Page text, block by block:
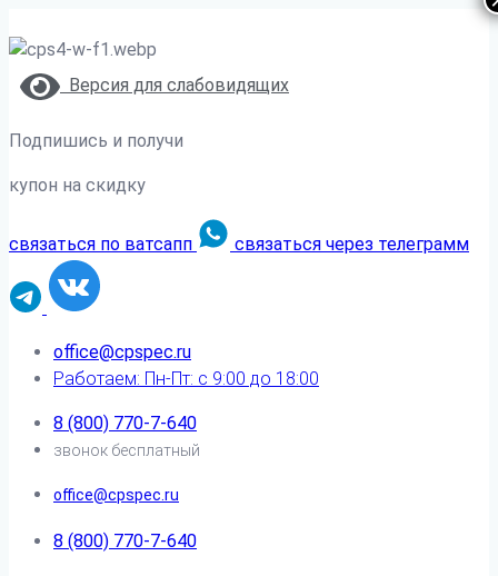
Версия для слабовидящих
Подпишись и получи
купон на скидку
связаться по ватсапп связаться через телеграмм
office@cpspec.ru
Работаем: Пн-Пт: с 9:00 до 18:00
8 (800) 770-7-640
звонок бесплатный
office@cpspec.ru
8 (800) 770-7-640